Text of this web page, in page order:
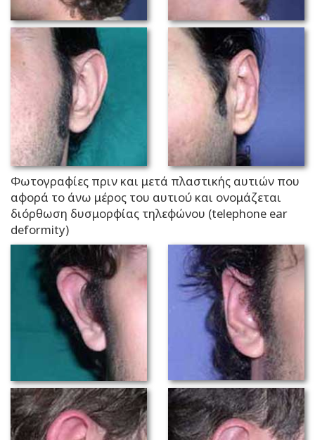
Φωτογραφίες πριν και μετά πλαστικής αυτιών που
αφορά το άνω μέρος του αυτιού και ονομάζεται
διόρθωση δυσμορφίας τηλεφώνου (telephone ear
deformity)